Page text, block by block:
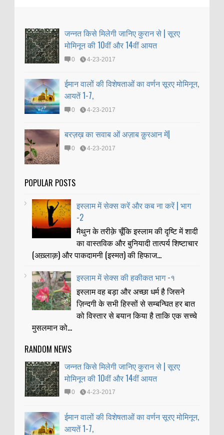
जन्नत किसे मिलेगी जानिए कुरान से | सूरए
मोमिनून की 10वीं और 14वीं आयत
0 4-23-2017
ईमान वालों की विशेषताओं का वर्णन सूरए मोमिनून,
आयतें 1-7,
0 4-23-2017
बरज़ख़ का सवाब ओं अज़ाब क़ुरआन में|
0 4-23-2017
POPULAR POSTS
इस्लाम में सेक्स करें और कब ना करें | भाग
-2
मैथुन के तरीक़े चूँकि इस्लाम की दृष्टि में शादी
का वास्तविक और बुनियादी तात्पर्य शिष्टाचार
(अख़्लाक़) और पाकदामनी (इस्मत) की हिफाज...
इस्लाम में सेक्स की हकीकत भाग -१
इस्लाम वह बड़ा और अच्छा धर्म है जिसने
ज़िन्दगी के सभी हिस्सों से सम्बन्घित हर बात
को विस्तार से बयान किया है ताकि एक सच्चे
मुसलमान को...
RANDOM NEWS
जन्नत किसे मिलेगी जानिए कुरान से | सूरए
मोमिनून की 10वीं और 14वीं आयत
0 4-23-2017
ईमान वालों की विशेषताओं का वर्णन सूरए मोमिनून,
आयतें 1-7,